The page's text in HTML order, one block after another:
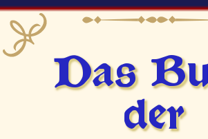
Das
der